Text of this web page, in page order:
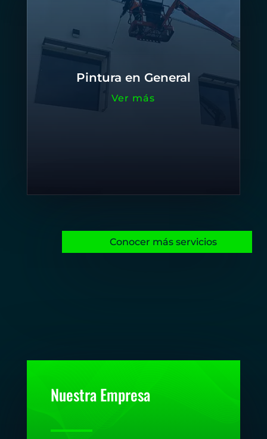
Pintura en General
Ver más
Conocer más servicios
Nuestra Empresa